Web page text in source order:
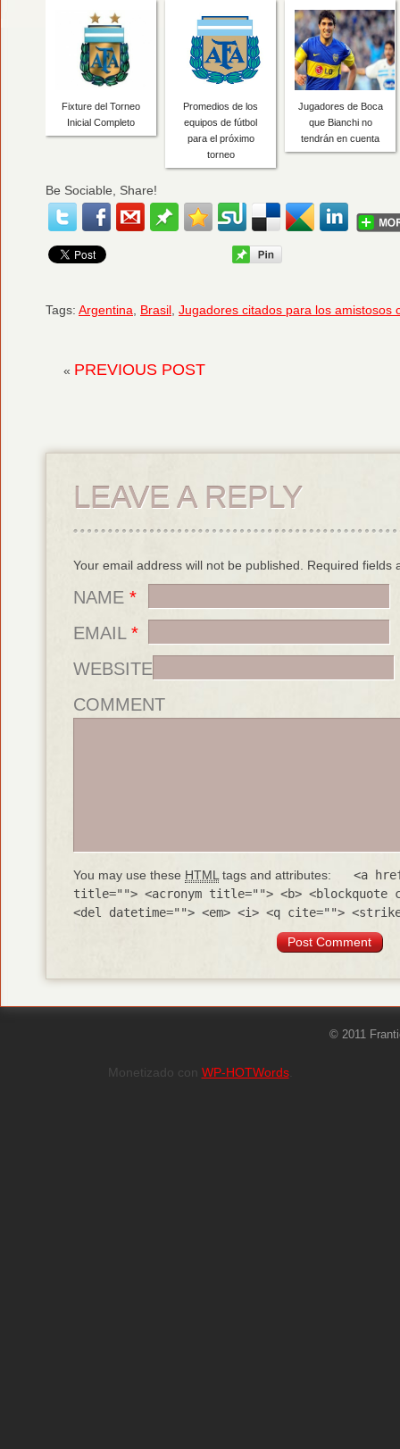
Fixture del Torneo
Inicial Completo
Promedios de los
equipos de fútbol
para el próximo
torneo
Jugadores de Boca
que Bianchi no
tendrán en cuenta
Be Sociable, Share!
Tags: Argentina Brasil Jugadores citados para los amistosos
« PREVIOUS POST
LEAVE A REPLY
Your email address will not be published. Required fields
NAME *
EMAIL *
WEBSITE
COMMENT
You may use these HTMLtags and attributes:
<a
title=""> <acronym title=""> <b> <blockquote
<del datetime=""> <em> <i> <q cite="">
© 2011
Monetizado con WP-HOTWords.